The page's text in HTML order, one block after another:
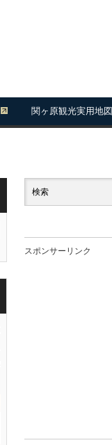
関ヶ原観光実用地図
スポンサーリンク